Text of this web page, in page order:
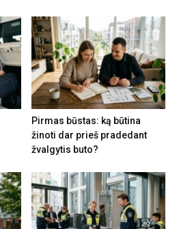
Pirmas būstas: ką būtina
žinoti dar prieš pradedant
žvalgytis buto?